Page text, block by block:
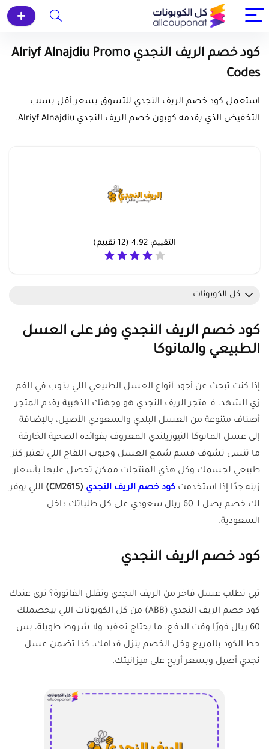
كود خصم الريف النجدي Alriyf Alnajdiu Promo
Codes
استعمل كود خصم الريف النجدي للتسوق بسعر أقل بسبب
التخفيض الذي يقدمه كوبون خصم الريف النجدي Alriyf Alnajdiu.
التقييم: 4.92
(
12 تقييم)
كل الكوبونات
كود خصم الريف النجدي وفر على العسل
الطبيعي والمانوكا
إذا كنت تبحث عن أجود أنواع العسل الطبيعي اللي يذوب في الفم
زي الشهد، فـ متجر الريف النجدي هو وجهتك الذهبية يقدم المتجر
أصناف متنوعة من العسل البلدي والسعودي الأصيل، بالإضافة
إلى عسل المانوكا النيوزيلندي المعروف بفوائده الصحية الخارقة
ما تنسى تشوف قسم شمع العسل وحبوب اللقاح اللي تعتبر كنز
طبيعي لجسمك وكل هذي المنتجات ممكن تحصل عليها بأسعار
زينه جدًا إذا استخدمت كود خصم الريف النجدي (CM2615)
اللي يوفر
لك خصم يصل لـ 60 ريال سعودي على كل طلباتك داخل
السعودية.
كود خصم الريف النجدي
تبي تطلب عسل فاخر من الريف النجدي وتقلل الفاتورة؟ ترى عندك
كود خصم الريف النجدي (ABB) من كل الكوبونات اللي بيخصملك
60 ريال فورًا وقت الدفع. ما يحتاج تعقيد ولا شروط طويلة، بس
حط الكود بالمربع وخل الخصم ينزل قدامك. كذا تضمن عسل
نجدي أصيل وبسعر أريح على ميزانيتك.